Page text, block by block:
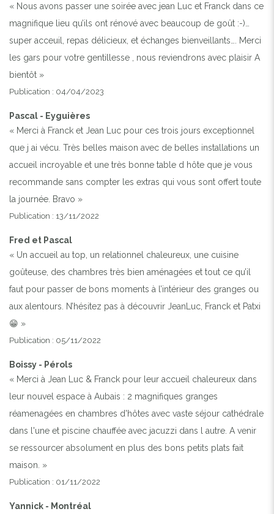
« Nous avons passer une soirée avec jean Luc et Franck dans ce
magnifique lieu qu’ils ont rénové avec beaucoup de goût :-)…
super acceuil, repas délicieux, et échanges bienveillants…. Merci
les gars pour votre gentillesse , nous reviendrons avec plaisir A
bientôt »
Publication : 04/04/2023
Pascal - Eyguières
« Merci à Franck et Jean Luc pour ces trois jours exceptionnel
que j ai vécu. Très belles maison avec de belles installations un
accueil incroyable et une très bonne table d hôte que je vous
recommande sans compter les extras qui vous sont offert toute
la journée. Bravo »
Publication : 13/11/2022
Fred et Pascal
« Un accueil au top, un relationnel chaleureux, une cuisine
goûteuse, des chambres très bien aménagées et tout ce qu’il
faut pour passer de bons moments à l’intérieur des granges ou
aux alentours. N’hésitez pas à découvrir JeanLuc, Franck et Patxi
😁 »
Publication : 05/11/2022
Boissy - Pérols
« Merci à Jean Luc & Franck pour leur accueil chaleureux dans
leur nouvel espace à Aubais : 2 magnifiques granges
réamenagées en chambres d'hôtes avec vaste séjour cathédrale
dans l'une et piscine chauffée avec jacuzzi dans l autre. A venir
se ressourcer absolument en plus des bons petits plats fait
maison. »
Publication : 01/11/2022
Yannick - Montréal